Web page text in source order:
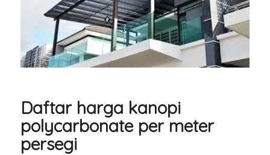
Daftar harga kanopi
polycarbonate per meter
persegi